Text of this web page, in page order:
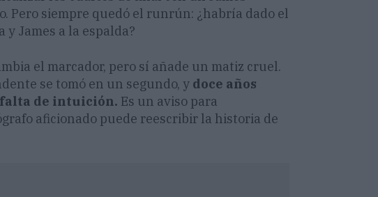
Pero siempre quedó el runrún: ¿habría dado el
James a la espalda?
el marcador, pero sí añade un matiz cruel.
se tomó en un segundo, y doce años
falta de intuición. Es un aviso para
aficionado puede reescribir la historia de